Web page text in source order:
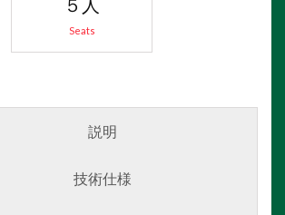
５人
Seats
説明
技術仕様